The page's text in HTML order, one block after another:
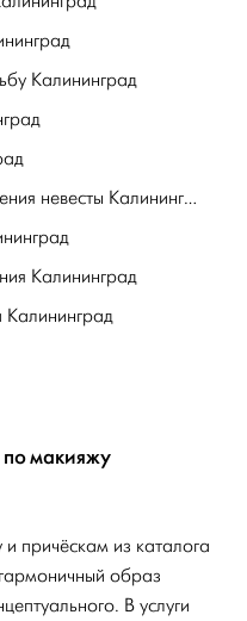
Калининград
Свадебные аксессуары и украшения невесты Калининград
Калининград
Калининград
макияжу
причёскам из каталога
образ
В услуги